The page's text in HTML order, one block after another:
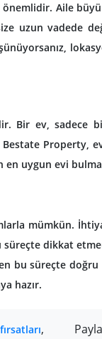
Aile
uzun vadede
Bir ev, sadece
Bestate
uygun evi
mümkün.
dikkat
bu süreçte
hazır.
,